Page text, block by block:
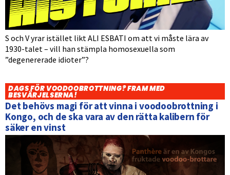
S och V yrar istället likt ALI ESBATI om att vi måste lära av
1930-talet – vill han stämpla homosexuella som
”degenererade idioter”?
DAGS FÖR VOODOOBROTTNING? FRAM MED
BESVÄRJELSERNA!
Det behövs magi för att vinna i voodoobrottning i
Kongo, och de ska vara av den rätta kalibern för
säker en vinst